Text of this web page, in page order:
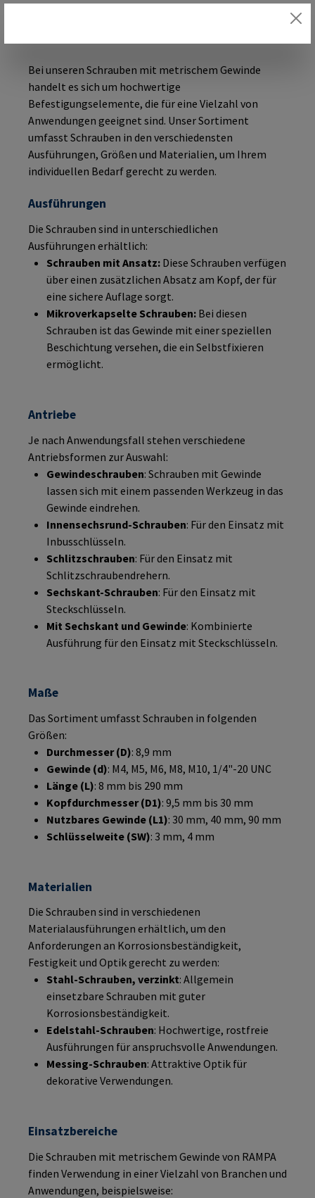
Bei unseren Schrauben mit metrischem Gewinde
handelt es sich um hochwertige
Befestigungselemente, die für eine Vielzahl von
Anwendungen geeignet sind. Unser Sortiment
umfasst Schrauben in den verschiedensten
Ausführungen, Größen und Materialien, um Ihrem
individuellen Bedarf gerecht zu werden.
Ausführungen
Die Schrauben sind in unterschiedlichen
Ausführungen erhältlich:
Schrauben mit Ansatz:Diese Schrauben verfügen
über einen zusätzlichen Absatz am Kopf, der für
eine sichere Auflage sorgt.
Mikroverkapselte Schrauben:Bei diesen
Schrauben ist das Gewinde mit einer speziellen
Beschichtung versehen, die ein Selbstfixieren
ermöglicht.
Antriebe
Je nach Anwendungsfall stehen verschiedene
Antriebsformen zur Auswahl:
Gewindeschrauben: Schrauben mit Gewinde
lassen sich mit einem passenden Werkzeug in das
Gewinde eindrehen.
Innensechsrund-Schrauben: Für den Einsatz mit
Inbusschlüsseln.
Schlitzschrauben: Für den Einsatz mit
Schlitzschraubendrehern.
Sechskant-Schrauben: Für den Einsatz mit
Steckschlüsseln.
Mit Sechskant und Gewinde: Kombinierte
Ausführung für den Einsatz mit Steckschlüsseln.
Maße
Das Sortiment umfasst Schrauben in folgenden
Größen:
Durchmesser (D): 8,9 mm
Gewinde (d): M4, M5, M6, M8, M10, 1/4"-20 UNC
Länge (L): 8 mm bis 290 mm
Kopfdurchmesser (D1): 9,5 mm bis 30 mm
Nutzbares Gewinde (L1): 30 mm, 40 mm, 90 mm
Schlüsselweite (SW): 3 mm, 4 mm
Materialien
Die Schrauben sind in verschiedenen
Materialausführungen erhältlich, um den
Anforderungen an Korrosionsbeständigkeit,
Festigkeit und Optik gerecht zu werden:
Stahl-Schrauben, verzinkt: Allgemein
einsetzbare Schrauben mit guter
Korrosionsbeständigkeit.
Edelstahl-Schrauben: Hochwertige, rostfreie
Ausführungen für anspruchsvolle Anwendungen.
Messing-Schrauben: Attraktive Optik für
dekorative Verwendungen.
Einsatzbereiche
Die Schrauben mit metrischem Gewinde von RAMPA
finden Verwendung in einer Vielzahl von Branchen und
Anwendungen, beispielsweise: